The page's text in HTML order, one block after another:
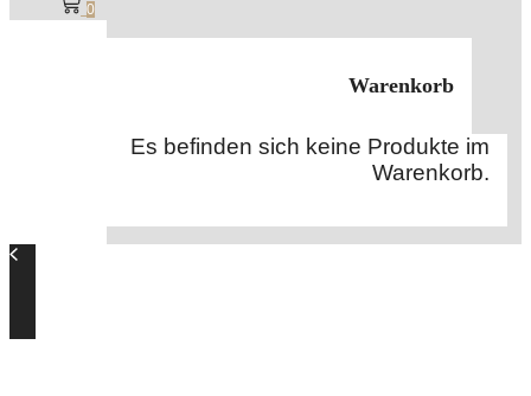
0
Warenkorb
Es befinden sich keine Produkte im
Warenkorb.